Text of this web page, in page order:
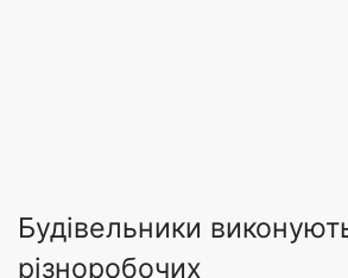
Будівельники
різноробочих